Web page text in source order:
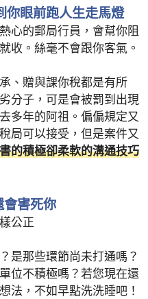
你眼前跑人生走馬燈
心的郵局行員，會幫你阻
收。絲毫不會跟你客氣。
、贈與課你稅都是有所
分子，可是會被罰到出現
多年的阿祖。偏偏規定又
局可以接受，但是案件又
的積極卻柔軟的溝通技巧
會害死你
公正
是那些環節尚未打通嗎？
位不積極嗎？若您現在還
法，不如早點洗洗睡吧！